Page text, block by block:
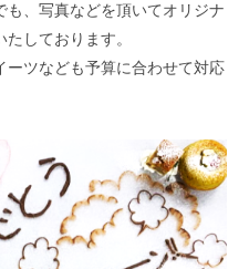
、写真などを頂いてオリジナ
しております。
ーツなども予算に合わせて対応